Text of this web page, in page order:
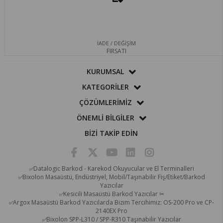
İADE / DEĞİŞİM
FIRSATI
KURUMSAL
KATEGORİLER
ÇÖZÜMLERİMİZ
ÖNEMLİ BİLGİLER
BİZİ TAKİP EDİN
✅Datalogic Barkod - Karekod Okuyucular ve El Terminalleri
✅Bixolon Masaüstü, Endüstriyel, Mobil/Taşınabilir Fiş/Etiket/Barkod
Yazıcılar
✅Kesicili Masaüstü Barkod Yazıcılar ✂
✅Argox Masaüstü Barkod Yazıcılarda Bizim Tercihimiz: OS-200 Pro ve CP-
2140EX Pro
✅Bixolon SPP-L310 / SPP-R310 Taşınabilir Yazıcılar